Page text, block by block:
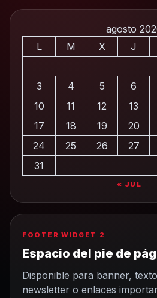
agosto
L
M X J
3
4 5 6
10
11 12 13
17
18 19 20
24
25 26 27
31
« JUL
FOOTER WIDGET 2
Espacio del pie de
Disponible para banner,
newsletter o enlaces